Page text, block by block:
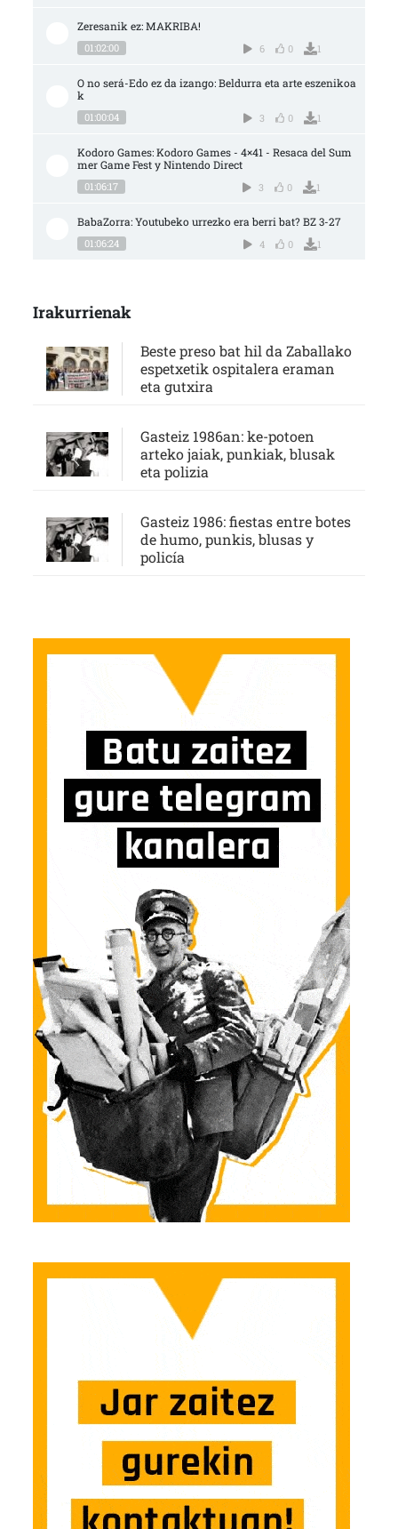
Zeresanik ez: MAKRIBA!
01:02:00 6 0 1
O no será-Edo ez da izango: Beldurra eta arte eszenikoa
k
01:00:04 3 0 1
Kodoro Games: Kodoro Games - 4×41 - Resaca del Sum
mer Game Fest y Nintendo Direct
01:06:17 3 0 1
BabaZorra: Youtubeko urrezko era berri bat? BZ 3-27
01:06:24 4 0 1
Irakurrienak
Beste preso bat hil da Zaballako
espetxetik ospitalera eraman
eta gutxira
Gasteiz 1986an: ke-potoen
arteko jaiak, punkiak, blusak
eta polizia
Gasteiz 1986: fiestas entre botes
de humo, punkis, blusas y
policía